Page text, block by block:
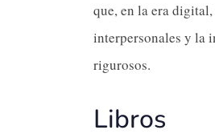
que, en la era
interpersonales y la
rigurosos.
Libros